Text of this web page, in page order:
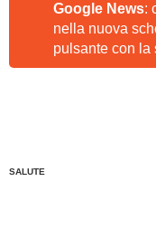
Google News:
nella nuova
pulsante con la
SALUTE